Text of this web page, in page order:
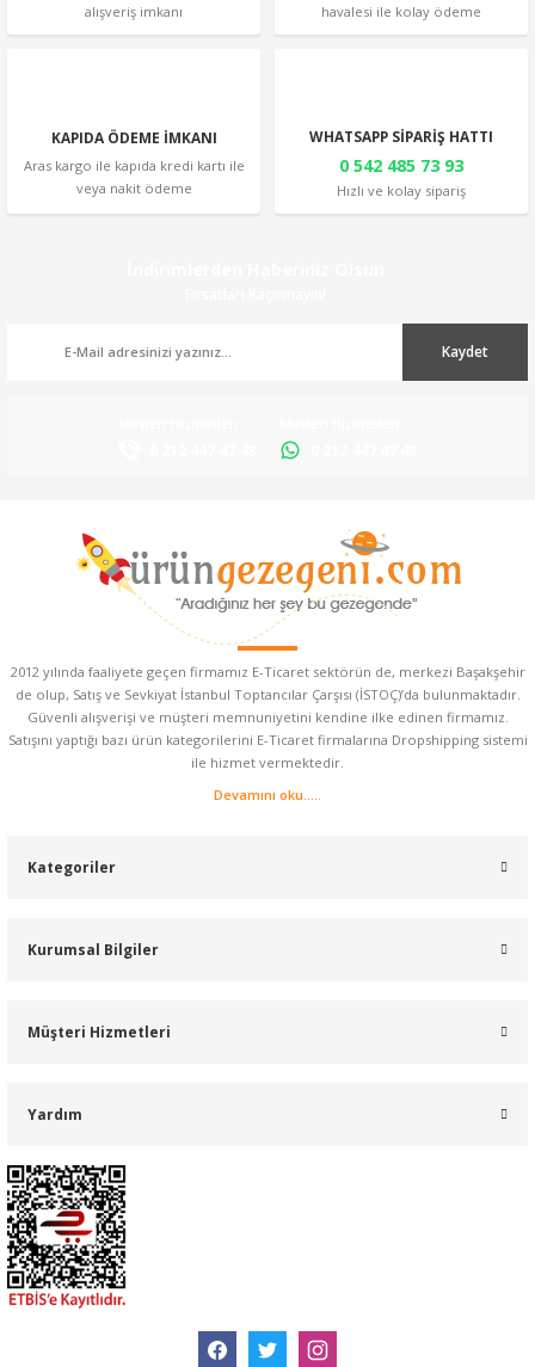
alışveriş imkanı
havalesi ile kolay ödeme
KAPIDA ÖDEME İMKANI
Aras kargo ile kapıda kredi kartı ile
veya nakit ödeme
WHATSAPP SİPARİŞ HATTI
0 542 485 73 93
Hızlı ve kolay sipariş
Kaydet
2012 yılında faaliyete geçen firmamız E-Ticaret sektörün de, merkezi Başakşehir
de olup, Satış ve Sevkiyat İstanbul Toptancılar Çarşısı (İSTOÇ)’da bulunmaktadır.
Güvenli alışverişi ve müşteri memnuniyetini kendine ilke edinen firmamız.
Satışını yaptığı bazı ürün kategorilerini E-Ticaret firmalarına Dropshipping sistemi
ile hizmet vermektedir.
Devamını oku.....
Kategoriler
Kurumsal Bilgiler
Müşteri Hizmetleri
Yardım